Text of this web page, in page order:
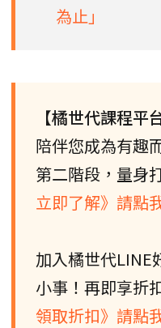
為止」
【橘世代課程平
陪伴您成為有趣
第二階段，量身
立即了解》請點
加入橘世代LINE
小事！再即享折
領取折扣》請點